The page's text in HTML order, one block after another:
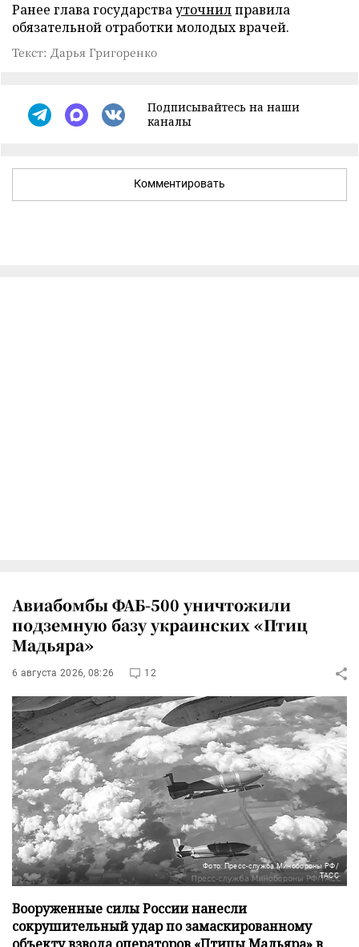
Ранее глава государствауточнилправила
обязательной отработки молодых врачей.
Текст: Дарья Григоренко
Подписывайтесь на наши
каналы
Комментировать
Авиабомбы ФАБ-500 уничтожили
подземную базу украинских «Птиц
Мадьяра»
6 августа 2026, 08:26 12
Фото: Пресс-служба Минобороны РФ/
ТАСС
Вооруженные силы России нанесли
сокрушительный удар по замаскированному